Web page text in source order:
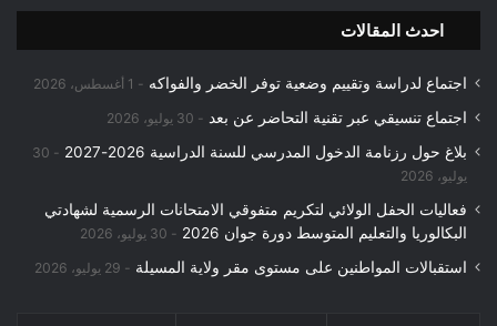
احدث المقالات
اجتماع لدراسة وتقييم وضعية توفر الخضر والفواكه 1 أغسطس، 2026
اجتماع تنسيقي عبر تقنية التحاضر عن بعد 30 يوليو، 2026
بلاغ حول رزنامة الدخول المدرسي للسنة الدراسية 2026-2027
30
يوليو، 2026
فعاليات الحفل الولائي لتكريم متفوقي الامتحانات الرسمية لشهادتي
البكالوريا والتعليم المتوسط دورة جوان 2026
30 يوليو، 2026
استقبالات المواطنين على مستوى مقر ولاية المسيلة 29 يوليو، 2026